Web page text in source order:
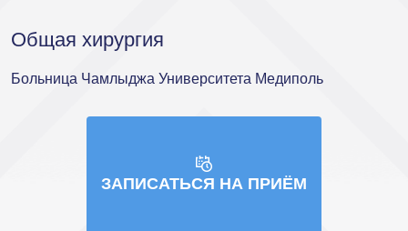
Общая хирургия
Больница Чамлыджа Университета Медиполь
ЗАПИСАТЬСЯ НА ПРИЁМ